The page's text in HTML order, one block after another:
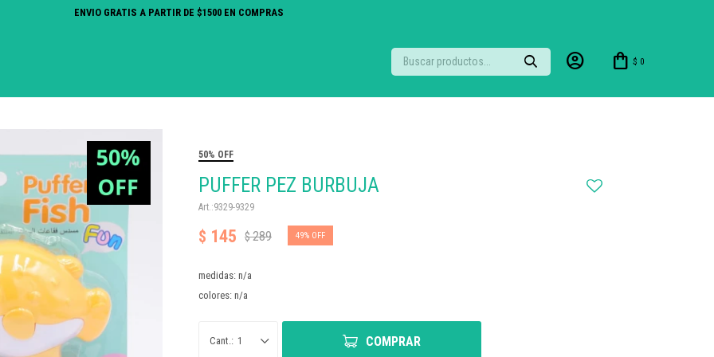
ENVIO GRATIS A PARTIR DE $1500 EN COMPRAS
$ 0
50% OFF
PUFFER PEZ BURBUJA
9329-9329
$ 145 $289 49
medidas: n/a
colores: n/a
1 COMPRAR